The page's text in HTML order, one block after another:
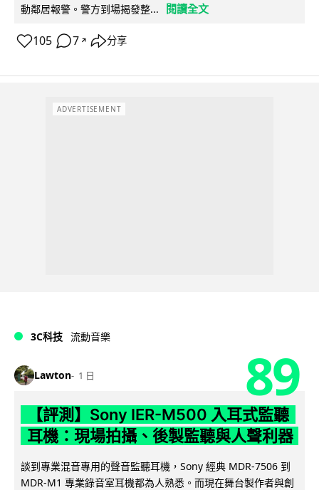
動鄰居報警。警方到場揭發整...
閱讀全文
105 7 ↗ 分享
ADVERTISEMENT
3C科技 流動音樂
Lawton 1 日 89
【評測】Sony IER-M500 入耳式監聽
耳機：現場拍攝、後製監聽與人聲利器
談到專業混音專用的聲音監聽耳機，Sony 經典 MDR-7506 到
MDR-M1 專業錄音室耳機都為人熟悉。而現在舞台製作者與創